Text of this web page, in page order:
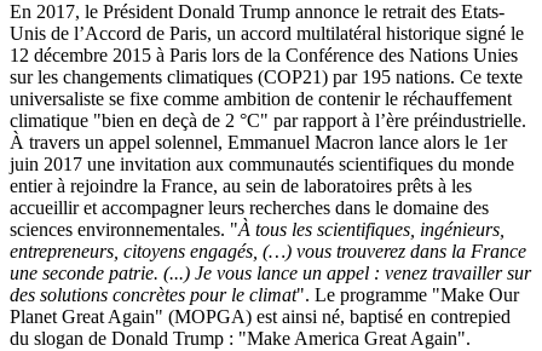
En 2017, le Président Donald Trump annonce le retrait des Etats-
Unis de l’Accord de Paris, un accord multilatéral historique signé le
12 décembre 2015 à Paris lors de la Conférence des Nations Unies
sur les changements climatiques (COP21) par 195 nations. Ce texte
universaliste se fixe comme ambition de contenir le réchauffement
climatique "bien en deçà de 2 °C" par rapport à l’ère préindustrielle.
À travers un appel solennel, Emmanuel Macron lance alors le 1er
juin 2017 une invitation aux communautés scientifiques du monde
entier à rejoindre la France, au sein de laboratoires prêts à les
accueillir et accompagner leurs recherches dans le domaine des
sciences environnementales. "À tous les scientifiques, ingénieurs,
entrepreneurs, citoyens engagés, (…) vous trouverez dans la France
une seconde patrie. (...) Je vous lance un appel : venez travailler sur
des solutions concrètes pour le climat". Le programme "Make Our
Planet Great Again" (MOPGA) est ainsi né, baptisé en contrepied
du slogan de Donald Trump : "Make America Great Again".